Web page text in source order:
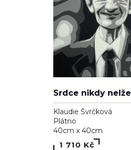
Srdce nikdy nelže
Klaudie Švrčková
Plátno
40cm x 40cm
1 710 Kč